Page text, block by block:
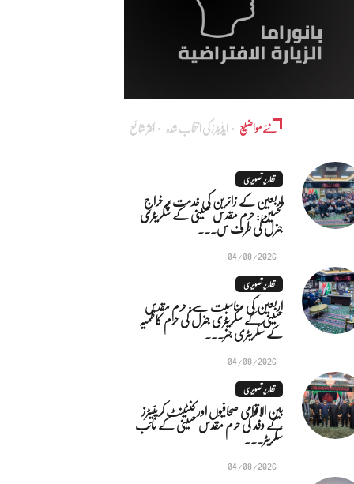
نئے مواضیع ایڈٰیٹرز کی انتخاب شدہ اکثر شائع
تقاریر تصویری
اربعین کے زائرین کی خدمت پر خراجِ
تحسین: حرم مقدس حسینی کے سکریٹری
جنرل کی طرف س...
04/08/2026
تقاریر تصویری
اربعین کی مناسبت سے: حرم مقدس
حسینی کے سکریٹری جنرل کی حرم کاظمیہ
کے سکریٹری جنر...
04/08/2026
تقاریر تصویری
بین الاقوامی صحافیوں اور کنٹینٹ کریئیٹرز
کے وفد کی حرم مقدس حسینی کے نائب
سکریٹر...
04/08/2026